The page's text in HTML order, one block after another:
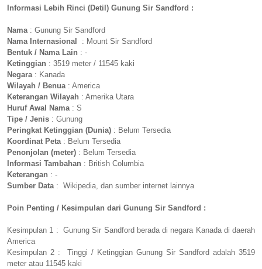
Informasi Lebih Rinci (Detil) Gunung Sir Sandford :
Nama: Gunung Sir Sandford
Nama Internasional
: Mount Sir Sandford
Bentuk / Nama Lain : -
Ketinggian : 3519 meter / 11545 kaki
Negara: Kanada
Wilayah / Benua: America
Keterangan Wilayah : Amerika Utara
Huruf Awal Nama: S
Tipe / Jenis : Gunung
Peringkat Ketinggian (Dunia) : Belum Tersedia
Koordinat Peta: Belum Tersedia
Penonjolan (meter) : Belum Tersedia
Informasi Tambahan : British Columbia
Keterangan : -
Sumber Data: Wikipedia, dan sumber internet lainnya
Poin Penting / Kesimpulan dari Gunung Sir Sandford :
Kesimpulan 1 : Gunung Sir Sandford berada di negara Kanada di daerah
America
Kesimpulan 2 : Tinggi / Ketinggian Gunung Sir Sandford adalah 3519
meter atau 11545 kaki